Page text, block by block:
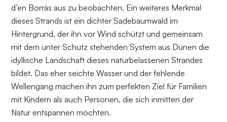
d’en Borràs aus zu beobachten. Ein weiteres Merkmal
dieses Strands ist ein dichter Sadebaumwald im
Hintergrund, der ihn vor Wind schützt und gemeinsam
mit dem unter Schutz stehenden System aus Dünen die
idyllische Landschaft dieses naturbelassenen Strandes
bildet. Das eher seichte Wasser und der fehlende
Wellengang machen ihn zum perfekten Ziel für Familien
mit Kindern als auch Personen, die sich inmitten der
Natur entspannen möchten.